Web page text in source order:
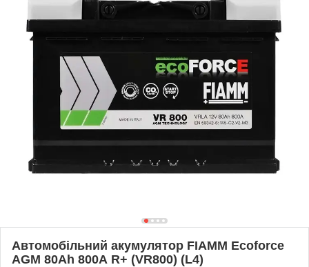
Автомобільний акумулятор FIAMM Ecoforce
AGM 80Аh 800А R+ (VR800) (L4)